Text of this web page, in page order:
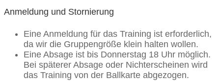
Anmeldung und Stornierung
Eine Anmeldung für das Training ist erforderlich,
da wir die Gruppengröße klein halten wollen.
Eine Absage ist bis Donnerstag 18 Uhr möglich.
Bei späterer Absage oder Nichterscheinen wird
das Training von der Ballkarte abgezogen.